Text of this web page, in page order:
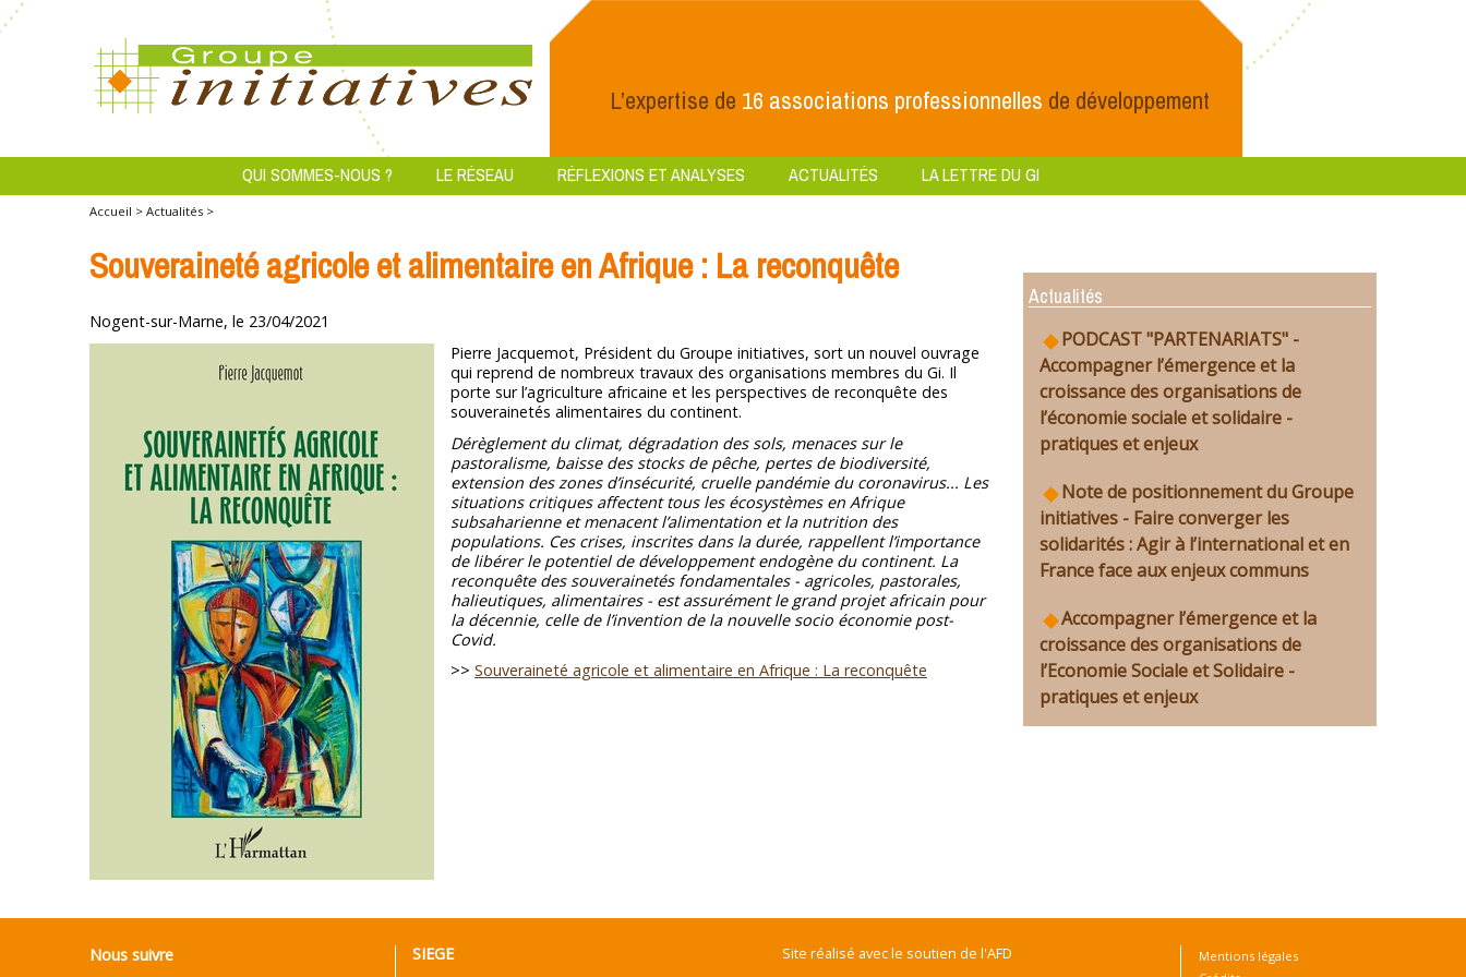
L’expertise de 16 associations professionnelles de développement
QUI SOMMES-NOUS ? LE RÉSEAU RÉFLEXIONS ET ANALYSES ACTUALITÉS LA LETTRE DU GI
Accueil > Actualités >
Souveraineté agricole et alimentaire en Afrique : La reconquête
Nogent-sur-Marne, le 23/04/2021
Pierre Jacquemot, Président du Groupe initiatives, sort un nouvel ouvrage
qui reprend de nombreux travaux des organisations membres du Gi. Il
porte sur l’agriculture africaine et les perspectives de reconquête des
souverainetés alimentaires du continent.
Dérèglement du climat, dégradation des sols, menaces sur le
pastoralisme, baisse des stocks de pêche, pertes de biodiversité,
extension des zones d’insécurité, cruelle pandémie du coronavirus... Les
situations critiques affectent tous les écosystèmes en Afrique
subsaharienne et menacent l’alimentation et la nutrition des
populations. Ces crises, inscrites dans la durée, rappellent l’importance
de libérer le potentiel de développement endogène du continent. La
reconquête des souverainetés fondamentales - agricoles, pastorales,
halieutiques, alimentaires - est assurément le grand projet africain pour
la décennie, celle de l’invention de la nouvelle socio économie post-
Covid.
>> Souveraineté agricole et alimentaire en Afrique : La reconquête
Actualités
PODCAST "PARTENARIATS" -
Accompagner l’émergence et la
croissance des organisations de
l’économie sociale et solidaire -
pratiques et enjeux
Note de positionnement du Groupe
initiatives - Faire converger les
solidarités : Agir à l’international et en
France face aux enjeux communs
Accompagner l’émergence et la
croissance des organisations de
l’Economie Sociale et Solidaire -
pratiques et enjeux
Nous suivre SIEGE Site réalisé avec le soutien de l'AFD
Mentions légales